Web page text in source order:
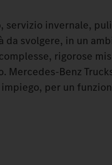
servizio invernale,
da svolgere, in un
rigorose
Mercedes‑Benz
per un